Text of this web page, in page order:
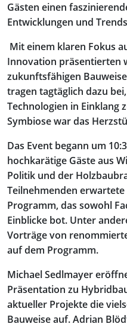
Gästen einen
Entwicklungen und
Mit einem klaren Fokus
Innovation präsentierten
zukunftsfähigen
tragen tagtäglich dazu
Technologien in Einklang
Symbiose war das
Das Event begann um
hochkarätige Gäste aus
Politik und der
Teilnehmenden
Programm, das sowohl
Einblicke bot. Unter
Vorträge von
auf dem Programm.
Michael Sedlmayer
Präsentation zu
aktueller Projekte die
Bauweise auf. Adrian